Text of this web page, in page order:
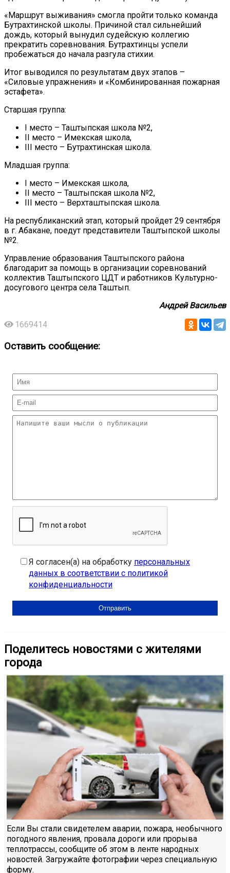
«Маршрут выживания» смогла пройти только команда
Бутрахтинской школы. Причиной стал сильнейший
дождь, который вынудил судейскую коллегию
прекратить соревнования. Бутрахтинцы успели
пробежаться до начала разгула стихии.
Итог выводился по результатам двух этапов –
«Силовые упражнения» и «Комбинированная пожарная
эстафета».
Старшая группа:
I место – Таштыпская школа №2,
II место – Имекская школа,
III место – Бутрахтинская школа.
Младшая группа:
I место – Имекская школа,
II место – Таштыпская школа №2,
III место – Верхташтыпская школа.
На республиканский этап, который пройдет 29 сентября
в г. Абакане, поедут представители Таштыпской школы
№2.
Управление образования Таштыпского района
благодарит за помощь в организации соревнований
коллектив Таштыпского ЦДТ и работников Культурно-
досугового центра села Таштып.
Андрей Васильев
1669414
Оставить сообщение:
Я согласен(а) на обработку персональных
данных в соответствии с политикой
конфиденциальности
Поделитесь новостями с жителями
города
Если Вы стали свидетелем аварии, пожара, необычного
погодного явления, провала дороги или прорыва
теплотрассы, сообщите об этом в ленте народных
новостей. Загружайте фотографии через специальную
форму.